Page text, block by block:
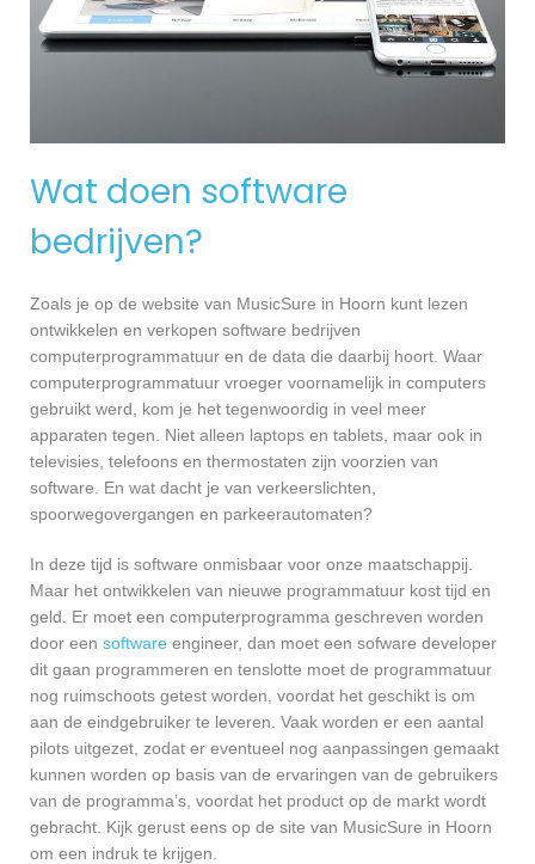
Wat doen software
bedrijven?
Zoals je op de website van MusicSure in Hoorn kunt lezen
ontwikkelen en verkopen software bedrijven
computerprogrammatuur en de data die daarbij hoort. Waar
computerprogrammatuur vroeger voornamelijk in computers
gebruikt werd, kom je het tegenwoordig in veel meer
apparaten tegen. Niet alleen laptops en tablets, maar ook in
televisies, telefoons en thermostaten zijn voorzien van
software. En wat dacht je van verkeerslichten,
spoorwegovergangen en parkeerautomaten?
In deze tijd is software onmisbaar voor onze maatschappij.
Maar het ontwikkelen van nieuwe programmatuur kost tijd en
geld. Er moet een computerprogramma geschreven worden
door een software engineer, dan moet een sofware developer
dit gaan programmeren en tenslotte moet de programmatuur
nog ruimschoots getest worden, voordat het geschikt is om
aan de eindgebruiker te leveren. Vaak worden er een aantal
pilots uitgezet, zodat er eventueel nog aanpassingen gemaakt
kunnen worden op basis van de ervaringen van de gebruikers
van de programma’s, voordat het product op de markt wordt
gebracht. Kijk gerust eens op de site van MusicSure in Hoorn
om een indruk te krijgen.